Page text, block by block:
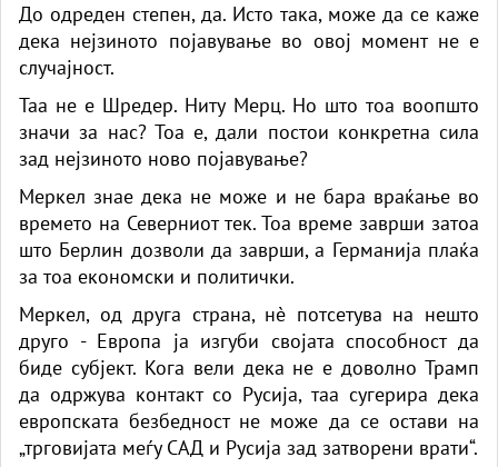
До одреден степен, да. Исто така, може да се каже
дека нејзиното појавување во овој момент не е
случајност.
Таа не е Шредер. Ниту Мерц. Но што тоа воопшто
значи за нас? Тоа е, дали постои конкретна сила
зад нејзиното ново појавување?
Меркел знае дека не може и не бара враќање во
времето на Северниот тек. Тоа време заврши затоа
што Берлин дозволи да заврши, а Германија плаќа
за тоа економски и политички.
Меркел, од друга страна, нè потсетува на нешто
друго - Европа ја изгуби својата способност да
биде субјект. Кога вели дека не е доволно Трамп
да одржува контакт со Русија, таа сугерира дека
европската безбедност не може да се остави на
„трговијата меѓу САД и Русија зад затворени врати“.